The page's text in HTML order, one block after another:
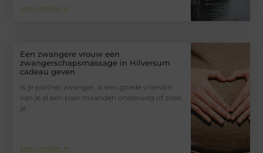
Lees verder ➜
Een zwangere vrouw een
zwangerschapsmassage in Hilversum
cadeau geven
Is je partner zwanger, is een goede vriendin
van je al een paar maanden onderweg of zoek
je
Lees verder ➜